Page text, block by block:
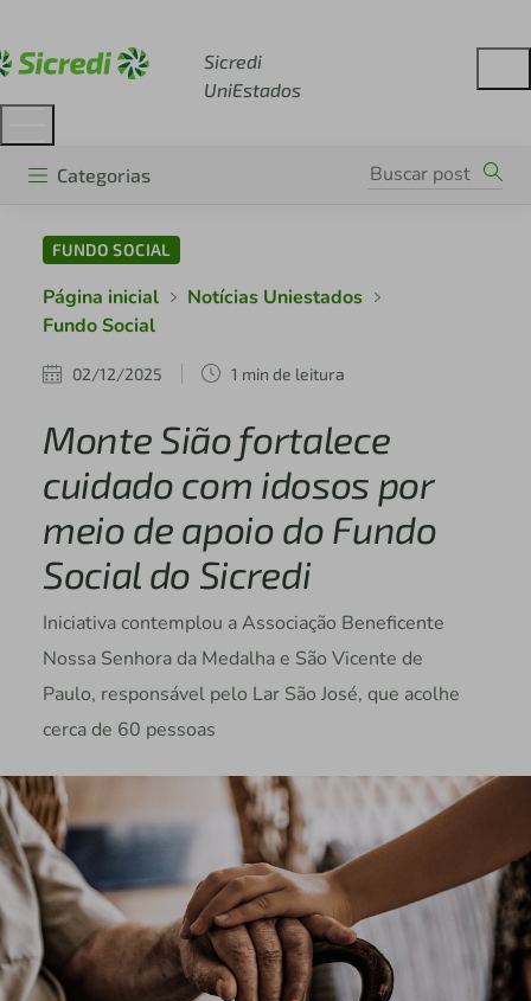
Sicredi
UniEstados
Categorias
FUNDO SOCIAL
Página inicial
Notícias Uniestados
Fundo Social
02/12/2025 1 min de leitura
Monte Sião fortalece
cuidado com idosos por
meio de apoio do Fundo
Social do Sicredi
Iniciativa contemplou a Associação Beneficente
Nossa Senhora da Medalha e São Vicente de
Paulo, responsável pelo Lar São José, que acolhe
cerca de 60 pessoas